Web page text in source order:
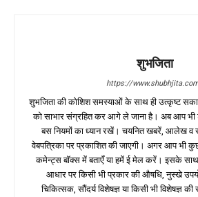
शुभजिता
https://
शुभजिता की कोशिश समस्याओं के साथ ही उत्कृष्ट
को साभार संग्रहित कर आगे ले जाना है। अब आप
बस नियमों का ध्यान रखें। चयनित खबरें, आलेख व
वेबपत्रिका पर प्रकाशित की जाएगी। अगर आप भी
कमेन्ट्स बॉक्स में बताएँ या हमें ई मेल करें। इसके
आधार पर किसी भी प्रकार की औषधि, नुस्खे
चिकित्सक, सौंदर्य विशेषज्ञ या किसी भी विशेषज्ञ